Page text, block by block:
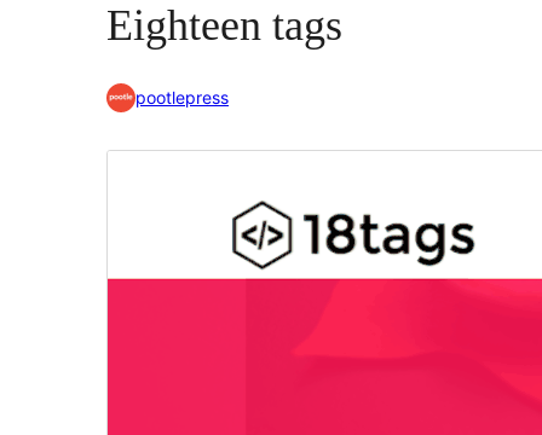
Eighteen tags
pootlepress